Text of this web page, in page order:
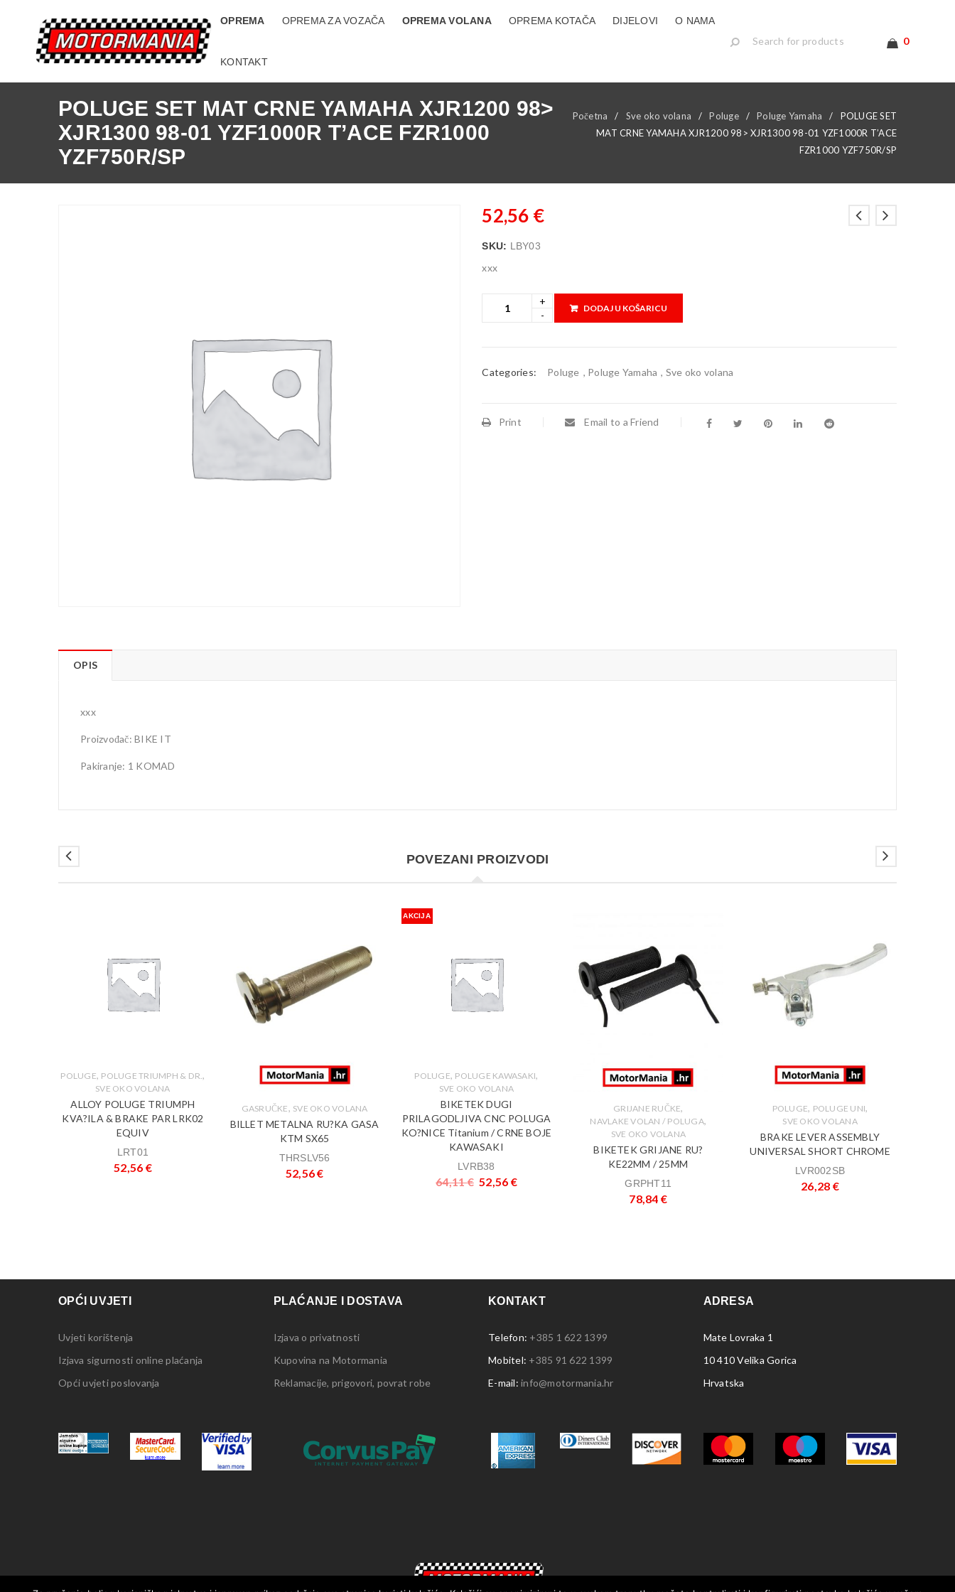
OPREMA OPREMA ZA VOZAČA OPREMA VOLANA OPREMA KOTAČA DIJELOVI O NAMA
KONTAKT
0
POLUGE SET MAT CRNE YAMAHA XJR1200 98>
XJR1300 98-01 YZF1000R T’ACE FZR1000
YZF750R/SP
Početna / Sve oko volana / Poluge / Poluge Yamaha /
POLUGE SET
MAT CRNE YAMAHA XJR1200 98> XJR1300 98-01 YZF1000R T’ACE
FZR1000 YZF750R/SP
52,56 €
SKU: LBY03
xxx
DODAJ U KOŠARICU
Categories: Poluge , Poluge Yamaha , Sve oko volana
Print Email to a Friend
OPIS
xxx
Proizvođač: BIKE IT
Pakiranje: 1 KOMAD
POVEZANI PROIZVODI
POLUGE, POLUGE TRIUMPH & DR.,
SVE OKO VOLANA
ALLOY POLUGE TRIUMPH
KVA?ILA & BRAKE PAR LRK02
EQUIV
LRT01
52,56 €
GASRUČKE, SVE OKO VOLANA
BILLET METALNA RU?KA GASA
KTM SX65
THRSLV56
52,56€
AKCIJA
POLUGE, POLUGE KAWASAKI,
SVE OKO VOLANA
BIKETEK DUGI
PRILAGODLJIVA CNC POLUGA
KO?NICE Titanium / CRNE BOJE
KAWASAKI
LVRB38
64,11€ 52,56 €
GRIJANE RUČKE,
NAVLAKE VOLAN / POLUGA,
SVE OKO VOLANA
BIKETEK GRIJANE RU?
KE22MM / 25MM
GRPHT11
78,84 €
POLUGE, POLUGE UNI,
SVE OKO VOLANA
BRAKE LEVER ASSEMBLY
UNIVERSAL SHORT CHROME
LVR002SB
26,28 €
OPĆI UVJETI
Uvjeti korištenja
Izjava sigurnosti online plaćanja
Opći uvjeti poslovanja
PLAĆANJE I DOSTAVA
Izjava o privatnosti
Kupovina na Motormania
Reklamacije, prigovori, povrat robe
KONTAKT
Telefon: +385 1 622 1399
Mobitel: +385 91 622 1399
E-mail: info@motormania.hr
ADRESA
Mate Lovraka 1
10 410 Velika Gorica
Hrvatska